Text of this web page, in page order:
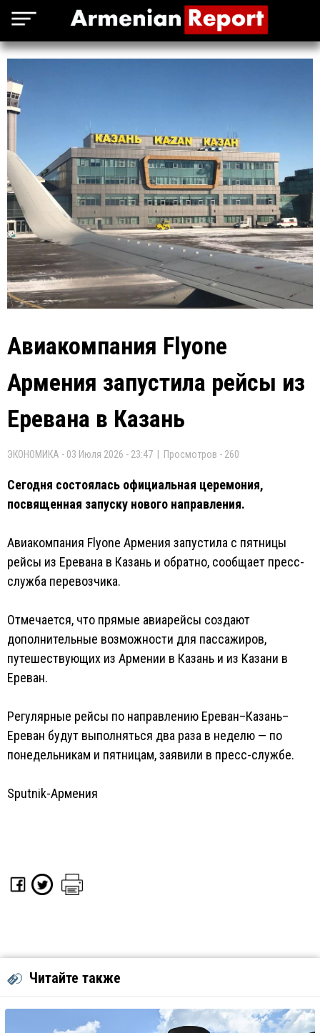
Авиакомпания Flyone
Армения запустила рейсы из
Еревана в Казань
ЭКОНОМИКА - 03 Июля 2026 - 23:47 | Просмотров - 260
Сегодня состоялась официальная церемония,
посвященная запуску нового направления.
Авиакомпания Flyone Армения запустила с пятницы
рейсы из Еревана в Казань и обратно, сообщает пресс-
служба перевозчика.
Отмечается, что прямые авиарейсы создают
дополнительные возможности для пассажиров,
путешествующих из Армении в Казань и из Казани в
Ереван.
Регулярные рейсы по направлению Ереван–Казань–
Ереван будут выполняться два раза в неделю — по
понедельникам и пятницам, заявили в пресс-службе.
Sputnik-Армения
Читайте также